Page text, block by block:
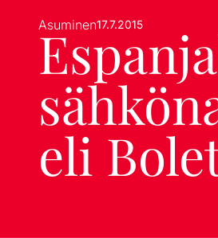
Asuminen17.7.2015
eli